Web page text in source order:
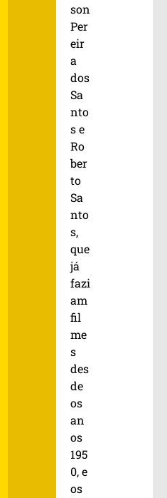
son
Per
eir
a
dos
Sa
nto
s e
Ro
ber
to
Sa
nto
s,
que
já
fazi
am
fil
me
s
des
de
os
an
os
195
0, e
os